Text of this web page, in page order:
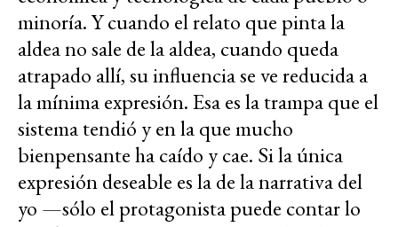
minoría. Y cuando el relato que pinta la
aldea no sale de la aldea, cuando queda
atrapado allí, su influencia se ve reducida a
la mínima expresión. Esa es la trampa que el
sistema tendió y en la que mucho
bienpensante ha caído y cae. Si la única
expresión deseable es la de la narrativa del
yo —sólo el protagonista puede contar lo